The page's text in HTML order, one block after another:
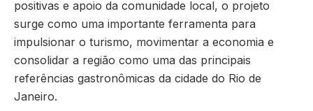
positivas e apoio da comunidade local, o projeto
surge como uma importante ferramenta para
impulsionar o turismo, movimentar a economia e
consolidar a região como uma das principais
referências gastronômicas da cidade do Rio de
Janeiro.